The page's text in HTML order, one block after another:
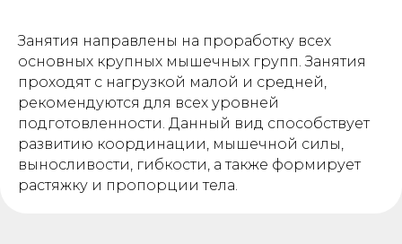
Занятия направлены на проработку всех
основных крупных мышечных групп. Занятия
проходят с нагрузкой малой и средней,
рекомендуются для всех уровней
подготовленности. Данный вид способствует
развитию координации, мышечной силы,
выносливости, гибкости, а также формирует
растяжку и пропорции тела.